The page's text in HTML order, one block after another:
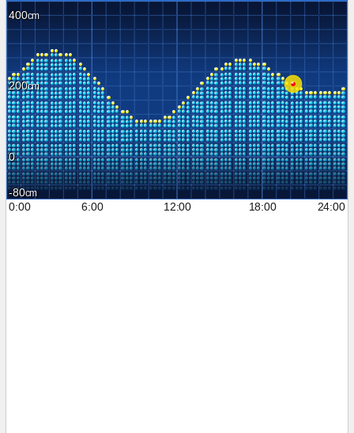
400
200
0
-80
0:00
6:00 12:00 18:00 24:00